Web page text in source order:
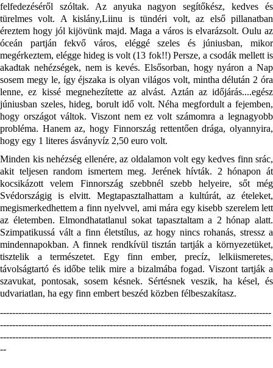
felfedezéséről szóltak. Az anyuka nagyon segítőkész, kedves és
türelmes volt. A kislány,Liinu is tündéri volt, az első pillanatban
éreztem hogy jól kijövünk majd. Maga a város is elvarázsolt. Oulu az
óceán partján fekvő város, eléggé szeles és júniusban, mikor
megérkeztem, elégge hideg is volt (13 fok!!) Persze, a csodák mellett is
akadtak nehézségek, nem is kevés. Elsősorban, hogy nyáron a Nap
sosem megy le, így éjszaka is olyan világos volt, mintha délután 2 óra
lenne, ez kissé megnehezítette az alvást. Aztán az időjárás....egész
júniusban szeles, hideg, borult idő volt. Néha megfordult a fejemben,
hogy országot váltok. Viszont nem ez volt számomra a legnagyobb
probléma. Hanem az, hogy Finnország rettentően drága, olyannyira,
hogy egy 1 literes ásványvíz 2,50 euro volt.
Minden kis nehézség ellenére, az oldalamon volt egy kedves finn srác,
akit teljesen random ismertem meg. Jerének hívták. 2 hónapon át
kocsikázott velem Finnország szebbnél szebb helyeire, sőt még
Svédországig is elvitt. Megtapasztalhattam a kultúrát, az ételeket,
megismerkedhettem a finn nyelvvel, ami mára egy kisebb szerelem lett
az életemben. Elmondhatatlanul sokat tapasztaltam a 2 hónap alatt.
Szimpatikussá vált a finn életstílus, az hogy nincs rohanás, stressz a
mindennapokban. A finnek rendkívül tisztán tartják a környezetüket,
tisztelik a természetet. Egy finn ember, precíz, lelkiismeretes,
távolságtartó és időbe telik mire a bizalmába fogad. Viszont tartják a
szavukat, pontosak, sosem késnek. Sértésnek veszik, ha késel, és
udvariatlan, ha egy finn embert beszéd közben félbeszakítasz.
-----------------------------------------------------------------------------------------
-----------------------------------------------------------------------------------------
-----------------------------------------------------------------------------------------
--